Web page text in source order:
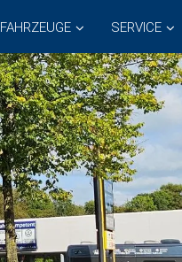
FAHRZEUGE SERVICE